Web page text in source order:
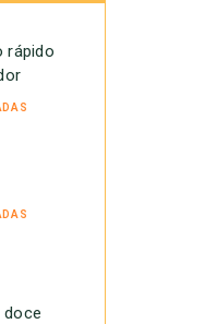
rápido
doce